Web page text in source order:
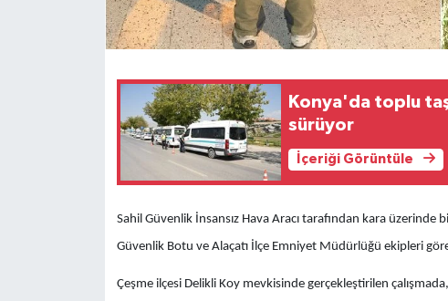
Konya'da toplu
sürüyor
İçeriği Görüntüle
Sahil Güvenlik İnsansız Hava Aracı tarafından kara
Güvenlik Botu ve Alaçatı İlçe Emniyet Müdürlüğü ekipleri
Çeşme ilçesi Delikli Koy mevkisinde gerçekleştirilen